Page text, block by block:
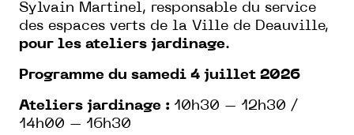
Sylvain Martinel, responsable du service
des espaces verts de la Ville de Deauville,
pour les ateliers jardinage.
Programme du samedi 4 juillet 2026
Ateliers jardinage : 10h30 – 12h30 /
14h00 – 16h30